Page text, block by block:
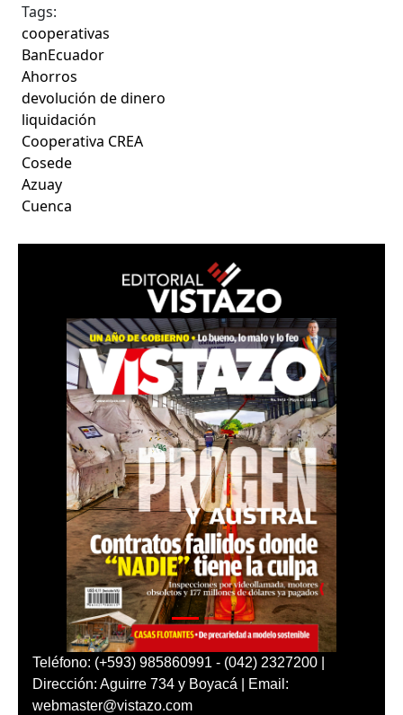
Tags:
cooperativas
BanEcuador
Ahorros
devolución de dinero
liquidación
Cooperativa CREA
Cosede
Azuay
Cuenca
Teléfono: (+593) 985860991 - (042) 2327200 |
Dirección: Aguirre 734 y Boyacá | Email:
webmaster@vistazo.com